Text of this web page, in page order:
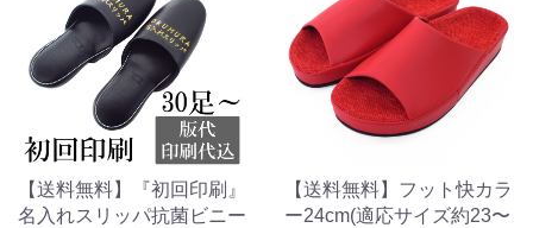
【送料無料】『初回印刷』
名入れスリッパ抗菌ビニー
【送料無料】フット快カラ
ー24cm(適応サイズ約23〜